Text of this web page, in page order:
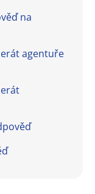
na
agentuře